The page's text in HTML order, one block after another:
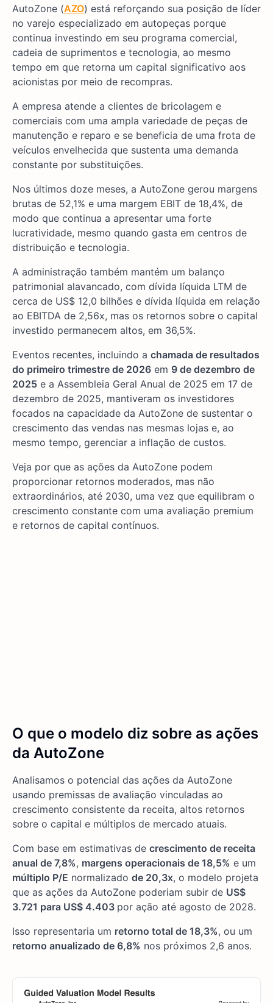
AutoZone (AZO) está reforçando sua posição de líder
no varejo especializado em autopeças porque
continua investindo em seu programa comercial,
cadeia de suprimentos e tecnologia, ao mesmo
tempo em que retorna um capital significativo aos
acionistas por meio de recompras.
A empresa atende a clientes de bricolagem e
comerciais com uma ampla variedade de peças de
manutenção e reparo e se beneficia de uma frota de
veículos envelhecida que sustenta uma demanda
constante por substituições.
Nos últimos doze meses, a AutoZone gerou margens
brutas de 52,1% e uma margem EBIT de 18,4%, de
modo que continua a apresentar uma forte
lucratividade, mesmo quando gasta em centros de
distribuição e tecnologia.
A administração também mantém um balanço
patrimonial alavancado, com dívida líquida LTM de
cerca de US$ 12,0 bilhões e dívida líquida em relação
ao EBITDA de 2,56x, mas os retornos sobre o capital
investido permanecem altos, em 36,5%.
Eventos recentes, incluindo a chamada de resultados
do primeiro trimestre de 2026 em 9 de dezembro de
2025 e a Assembleia Geral Anual de 2025 em 17 de
dezembro de 2025, mantiveram os investidores
focados na capacidade da AutoZone de sustentar o
crescimento das vendas nas mesmas lojas e, ao
mesmo tempo, gerenciar a inflação de custos.
Veja por que as ações da AutoZone podem
proporcionar retornos moderados, mas não
extraordinários, até 2030, uma vez que equilibram o
crescimento constante com uma avaliação premium
e retornos de capital contínuos.
O que o modelo diz sobre as ações
da AutoZone
Analisamos o potencial das ações da AutoZone
usando premissas de avaliação vinculadas ao
crescimento consistente da receita, altos retornos
sobre o capital e múltiplos de mercado atuais.
Com base em estimativas de crescimento de receita
anual de 7,8%, margens operacionais de 18,5% e um
múltiplo P/E normalizado de 20,3x, o modelo projeta
que as ações da AutoZone poderiam subir de US$
3.721 para US$ 4.403 por ação até agosto de 2028.
Isso representaria um retorno total de 18,3%, ou um
retorno anualizado de 6,8% nos próximos 2,6 anos.